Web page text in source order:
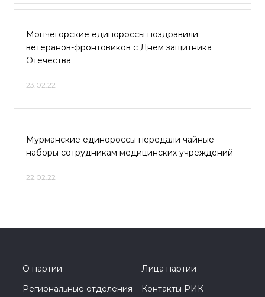
Мончегорские единороссы поздравили
ветеранов-фронтовиков с Днём защитника
Отечества
23.02.22
Мурманские единороссы передали чайные
наборы сотрудникам медицинских учреждений
22.02.22
О партии
Лица партии
Региональные отделения
Контакты РИК